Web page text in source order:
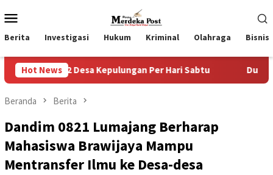
ke
kontenMobile
Berita Investigasi Hukum Kriminal Olahraga Bisnis
Hot News
Desa Kepulungan Per Hari Sabtu Dugaan Pungli
Beranda Berita
Dandim 0821 Lumajang Berharap
Mahasiswa Brawijaya Mampu
Mentransfer Ilmu ke Desa-desa